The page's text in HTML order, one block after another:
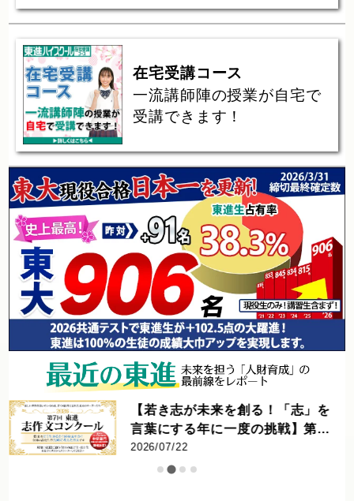
在宅受講コース
一流講師陣の授業が自宅で
受講できます！
を創る！「志」を
一度の挑戦】第7
コンクール 優秀者
【東進進学情
の学びの内容